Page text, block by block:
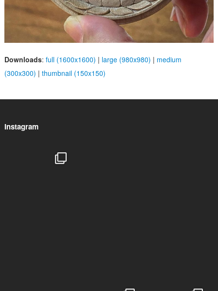
Downloads: full (1600x1600) | large (980x980) | medium
(300x300) | thumbnail (150x150)
Instagram